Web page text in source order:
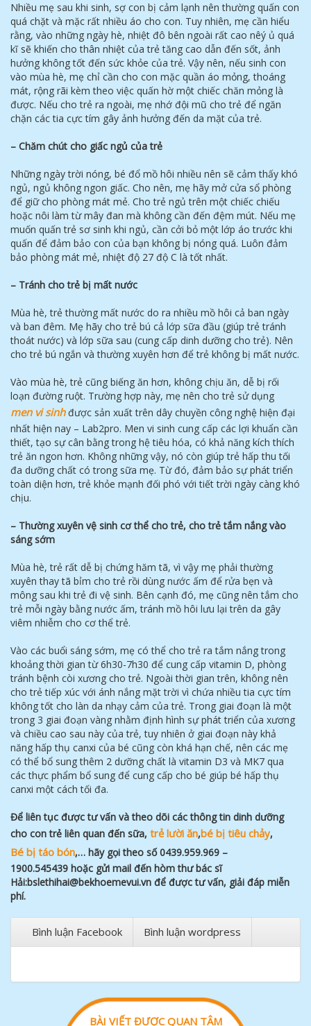
Nhiều mẹ sau khi sinh, sợ con bị cảm lạnh nên thường quấn con
quá chặt và mặc rất nhiều áo cho con. Tuy nhiên, mẹ cần hiểu
rằng, vào những ngày hè, nhiệt đô bên ngoài rất cao nêý ủ quá
kĩ sẽ khiến cho thân nhiệt của trẻ tăng cao dẫn đến sốt, ảnh
hưởng không tốt đến sức khỏe của trẻ. Vậy nên, nếu sinh con
vào mùa hè, mẹ chỉ cần cho con mặc quần áo mỏng, thoáng
mát, rộng rãi kèm theo việc quấn hờ một chiếc chăn mỏng là
được. Nếu cho trẻ ra ngoài, mẹ nhớ đội mũ cho trẻ để ngăn
chặn các tia cực tím gây ảnh hưởng đến da mặt của trẻ.
– Chăm chút cho giấc ngủ của trẻ
Những ngày trời nóng, bé đổ mồ hôi nhiều nên sẽ cảm thấy khó
ngủ, ngủ không ngon giấc. Cho nên, mẹ hãy mở cửa sổ phòng
để giữ cho phòng mát mẻ. Cho trẻ ngủ trên một chiếc chiếu
hoặc nôi làm từ mây đan mà không cần đến đệm mút. Nếu mẹ
muốn quấn trẻ sơ sinh khi ngủ, cần cởi bỏ một lớp áo trước khi
quấn để đảm bảo con của bạn không bị nóng quá. Luôn đảm
bảo phòng mát mẻ, nhiệt độ 27 độ C là tốt nhất.
– Tránh cho trẻ bị mất nước
Mùa hè, trẻ thường mất nước do ra nhiều mồ hôi cả ban ngày
và ban đêm. Mẹ hãy cho trẻ bú cả lớp sữa đầu (giúp trẻ tránh
thoát nước) và lớp sữa sau (cung cấp dinh dưỡng cho trẻ). Nên
cho trẻ bú ngắn và thường xuyên hơn để trẻ không bị mất nước.
Vào mùa hè, trẻ cũng biếng ăn hơn, không chịu ăn, dễ bị rối
loạn đường ruột. Trường hợp này, mẹ nên cho trẻ sử dụng
men vi sinhđược sản xuất trên dây chuyền công nghệ hiện đại
nhất hiện nay – Lab2pro. Men vi sinh cung cấp các lợi khuẩn cần
thiết, tạo sự cân bằng trong hệ tiêu hóa, có khả năng kích thích
trẻ ăn ngon hơn. Không những vậy, nó còn giúp trẻ hấp thu tối
đa dưỡng chất có trong sữa mẹ. Từ đó, đảm bảo sự phát triển
toàn diện hơn, trẻ khỏe mạnh đối phó với tiết trời ngày càng khó
chịu.
– Thường xuyên vệ sinh cơ thể cho trẻ, cho trẻ tắm nắng vào
sáng sớm
Mùa hè, trẻ rất dễ bị chứng hăm tã, vì vậy mẹ phải thường
xuyên thay tã bỉm cho trẻ rồi dùng nước ấm để rửa bẹn và
mông sau khi trẻ đi vệ sinh. Bên cạnh đó, mẹ cũng nên tắm cho
trẻ mỗi ngày bằng nước ấm, tránh mồ hôi lưu lại trên da gây
viêm nhiễm cho cơ thể trẻ.
Vào các buổi sáng sớm, mẹ có thể cho trẻ ra tắm nắng trong
khoảng thời gian từ 6h30-7h30 để cung cấp vitamin D, phòng
tránh bệnh còi xương cho trẻ. Ngoài thời gian trên, không nên
cho trẻ tiếp xúc với ánh nắng mặt trời vì chứa nhiều tia cực tím
không tốt cho làn da nhạy cảm của trẻ. Trong giai đoạn là một
trong 3 giai đoạn vàng nhằm định hình sự phát triển của xương
và chiều cao sau này của trẻ, tuy nhiên ở giai đoạn này khả
năng hấp thụ canxi của bé cũng còn khá hạn chế, nên các mẹ
có thể bổ sung thêm 2 dưỡng chất là vitamin D3 và MK7 qua
các thực phẩm bổ sung để cung cấp cho bé giúp bé hấp thụ
canxi một cách tối đa.
Để liên tục được tưvấn và theo dõi các thông tin dinh dưỡng
cho con trẻ liên quan đến sữa, trẻlười ăn,bé bị tiêu chảy,
Bé bị táo bón,… hãy gọi theo số0439.959.969 –
1900.545439 hoặc gửi mail đến hòm thưbác sĩ
Hải:bslethihai@bekhoemevui.vn để được tưvấn, giải đáp miễn
phí.
Bình luận Facebook Bình luận wordpress
BÀI VIẾT ĐƯỢC QUAN TÂM